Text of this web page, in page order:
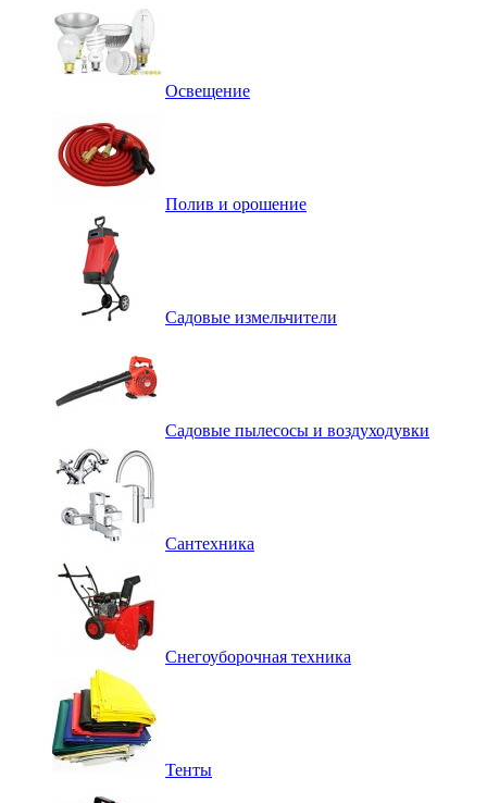
Освещение
Полив и орошение
Садовые измельчители
Садовые пылесосы и воздуходувки
Сантехника
Снегоуборочная техника
Тенты